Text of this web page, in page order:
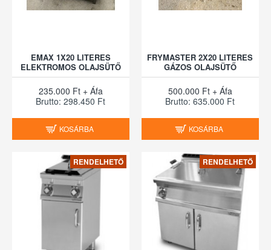
EMAX 1X20 LITERES
ELEKTROMOS OLAJSÜTŐ
235.000 Ft + Áfa
Brutto: 298.450 Ft
KOSÁRBA
FRYMASTER 2X20 LITERES
GÁZOS OLAJSÜTŐ
500.000 Ft + Áfa
Brutto: 635.000 Ft
KOSÁRBA
RENDELHETŐ RENDELHETŐ